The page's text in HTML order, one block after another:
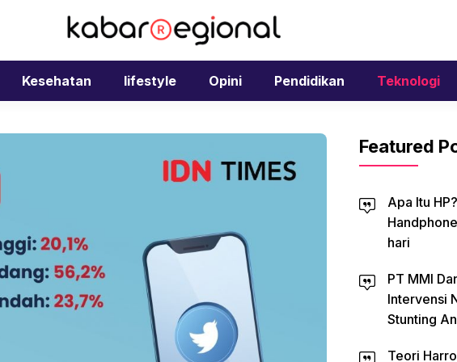
Kesehatan lifestyle Opini Pendidikan Teknologi
Featured
Apa Itu
hari
PT MMI
Intervensi
Stunting
Teori